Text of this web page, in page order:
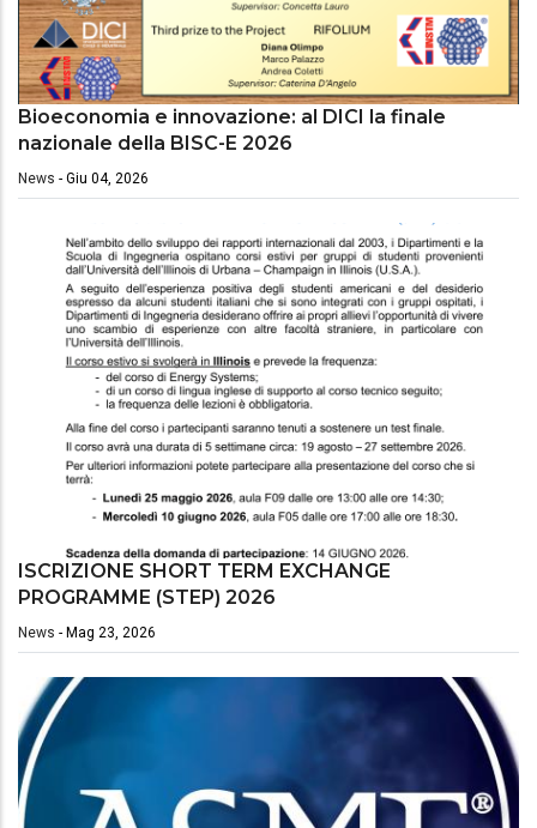
Bioeconomia e innovazione: al DICI la finale
nazionale della BISC-E 2026
News - Giu 04, 2026
ISCRIZIONE SHORT TERM EXCHANGE
PROGRAMME (STEP) 2026
News - Mag 23, 2026